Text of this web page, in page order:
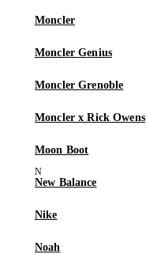
Moncler
Moncler Genius
Moncler Grenoble
Moncler x Rick Owens
Moon Boot
New Balance
Nike
Noah